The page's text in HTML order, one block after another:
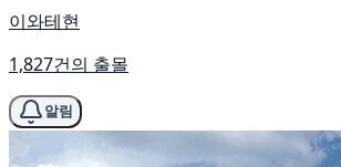
이와테현
1,827건의 출몰
알림